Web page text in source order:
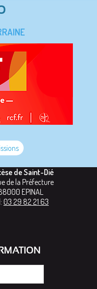
de Saint-Dié
de la Préfecture
EPINAL
03 29 82 21 63